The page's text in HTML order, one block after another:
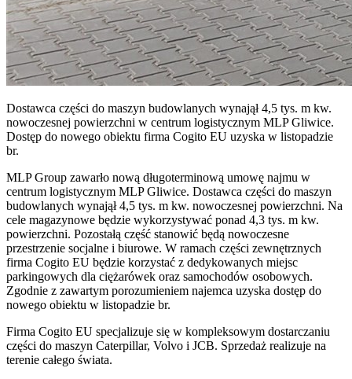
Dostawca części do maszyn budowlanych wynajął 4,5 tys. m kw.
nowoczesnej powierzchni w centrum logistycznym MLP Gliwice.
Dostęp do nowego obiektu firma Cogito EU uzyska w listopadzie
br.
MLP Group zawarło nową długoterminową umowę najmu w
centrum logistycznym MLP Gliwice. Dostawca części do maszyn
budowlanych wynajął 4,5 tys. m kw. nowoczesnej powierzchni. Na
cele magazynowe będzie wykorzystywać ponad 4,3 tys. m kw.
powierzchni. Pozostałą część stanowić będą nowoczesne
przestrzenie socjalne i biurowe. W ramach części zewnętrznych
firma Cogito EU będzie korzystać z dedykowanych miejsc
parkingowych dla ciężarówek oraz samochodów osobowych.
Zgodnie z zawartym porozumieniem najemca uzyska dostęp do
nowego obiektu w listopadzie br.
Firma Cogito EU specjalizuje się w kompleksowym dostarczaniu
części do maszyn Caterpillar, Volvo i JCB. Sprzedaż realizuje na
terenie całego świata.